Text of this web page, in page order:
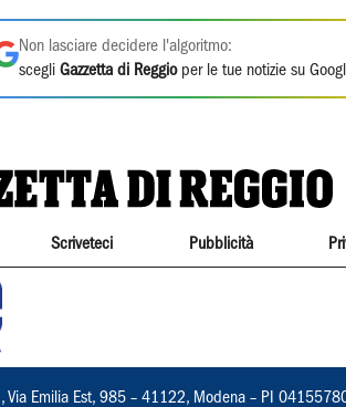
Non lasciare decidere l'algoritmo:
scegli Gazzetta di Reggioper le tue notizie su
Scriveteci Pubblicità
Via Emilia Est, 985 – 41122, Modena – PI